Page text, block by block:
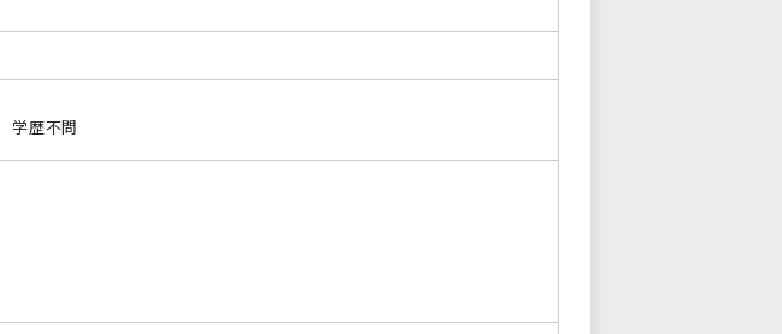
学歴不問